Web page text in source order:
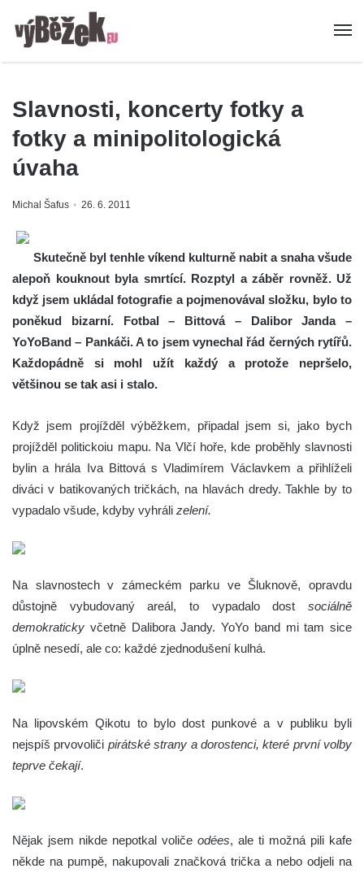
Slavnosti, koncerty fotky a
fotky a minipolitologická
úvaha
Michal Šafus 26. 6. 2011
Skutečně byl tenhle víkend kulturně nabit a snaha všude
alepoň kouknout byla smrtící. Rozptyl a záběr rovněž. Už
když jsem ukládal fotografie a pojmenovával složku, bylo to
poněkud bizarní. Fotbal – Bittová – Dalibor Janda –
YoYoBand – Pankáči. A to jsem vynechal řád černých rytířů.
Každopádně si mohl užít každý a protože nepršelo,
většinou se tak asi i stalo.
Když jsem projížděl výběžkem, připadal jsem si, jako bych
projížděl politickoiu mapu. Na Vlčí hoře, kde proběhly slavnosti
bylin a hrála Iva Bittová s Vladimírem Václavkem a přihlíželi
diváci v batikovaných tričkách, na hlavách dredy. Takhle by to
vypadalo všude, kdyby vyhráli zelení.
Na slavnostech v zámeckém parku ve Šluknově, opravdu
důstojně vybudovaný areál, to vypadalo dost sociálně
demokraticky včetně Dalibora Jandy. YoYo band mi tam sice
úplně nesedí, ale co: každé zjednodušení kulhá.
Na lipovském Qikotu to bylo dost punkové a v publiku byli
nejspíš prvovoliči pirátské strany a dorostenci, které první volby
teprve čekají.
Nějak jsem nikde nepotkal voliče odées, ale ti možná pili kafe
někde na pumpě, nakupovali značková trička a nebo odjeli na